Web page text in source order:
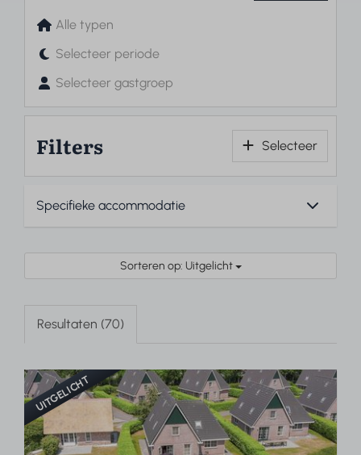
Alle typen
Selecteer periode
Selecteer gastgroep
Filters Selecteer
Sorteren op: Uitgelicht
Resultaten (70)
UITGELICHT